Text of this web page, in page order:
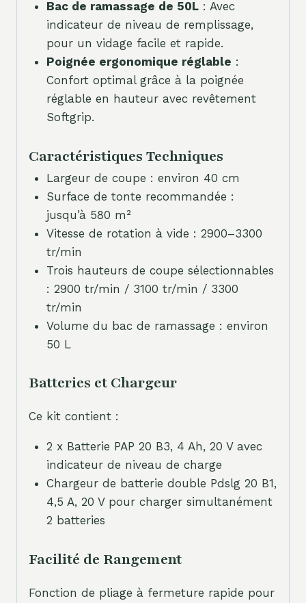
Bac de ramassage de 50L: Avec
indicateur de niveau de remplissage,
pour un vidage facile et rapide.
Poignée ergonomique réglable :
Confort optimal grâce à la poignée
réglable en hauteur avec revêtement
Softgrip.
Caractéristiques Techniques
Largeur de coupe : environ 40 cm
Surface de tonte recommandée :
jusqu’à 580 m²
Vitesse de rotation à vide : 2900–3300
tr/min
Trois hauteurs de coupe sélectionnables
: 2900 tr/min / 3100 tr/min / 3300
tr/min
Volume du bac de ramassage : environ
50 L
Batteries et Chargeur
Ce kit contient :
2 x Batterie PAP 20 B3, 4 Ah, 20 V avec
indicateur de niveau de charge
Chargeur de batterie double Pdslg 20 B1,
4,5 A, 20 V pour charger simultanément
2 batteries
Facilité de Rangement
Fonction de pliage à fermeture rapide pour